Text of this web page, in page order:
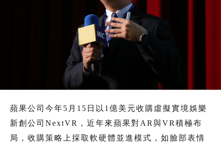
蘋果公司今年5月15日以1億美元收購虛擬實境娛樂
新創公司NextVR，近年來蘋果對AR與VR積極布
局，收購策略上採取軟硬體並進模式，如臉部表情